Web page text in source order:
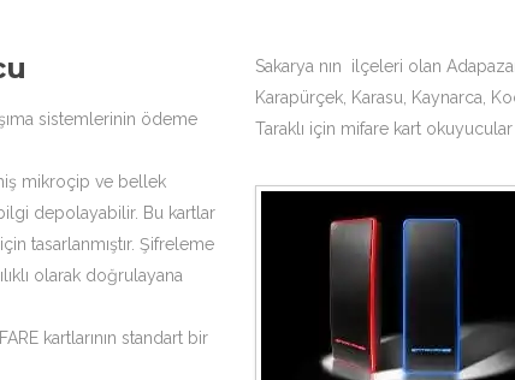
sistemlerinin ödeme
mikroçip ve bellek
depolayabilir. Bu kartlar
tasarlanmıştır. Şifreleme
olarak doğrulayana
kartlarının standart bir
Sakarya nın ilçeleri olan
Karapürçek, Karasu, Kaynarca,
Taraklı için mifare kart